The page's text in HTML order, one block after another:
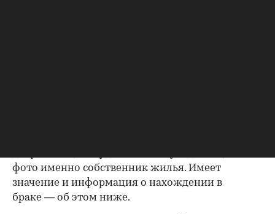
фото именно собственник жилья. Имеет
значение и информация о нахождении в
браке — об этом ниже.